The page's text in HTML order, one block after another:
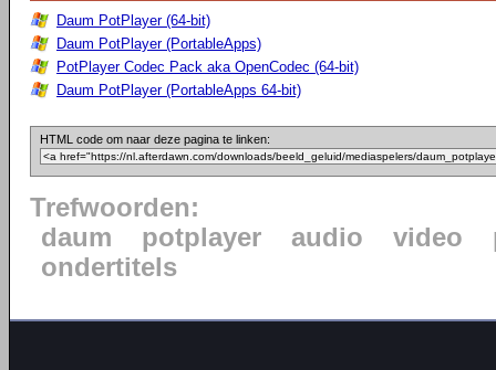
Daum PotPlayer (64-bit)
Daum PotPlayer (PortableApps)
PotPlayer Codec Pack aka OpenCodec (64-bit)
Daum PotPlayer (PortableApps 64-bit)
HTML code om naar deze pagina te linken:
Trefwoorden:
daum
potplayer audio video
ondertitels